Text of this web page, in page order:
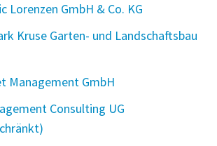
Lorenzen GmbH & Co. KG
Kruse Garten- und Landschaftsbau
Management GmbH
Consulting UG